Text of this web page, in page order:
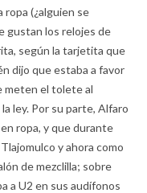
ropa (¿alguien se
gustan los relojes de
según la tarjetita que
dijo que estaba a favor
meten el tolete al
ley. Por su parte, Alfaro
ropa, y que durante
y ahora como
de mezclilla; sobre
a U2 en sus audífonos